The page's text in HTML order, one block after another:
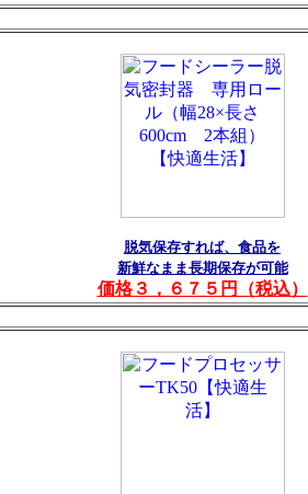
脱気保存すれば、食品を
新鮮なまま長期保存が可能
価格３，６７５円（税込）